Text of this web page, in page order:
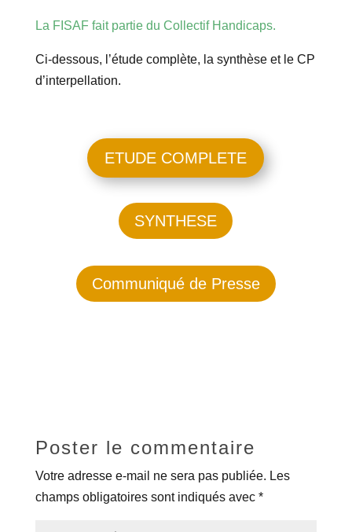
La FISAF fait partie du Collectif Handicaps.
Ci-dessous, l’étude complète, la synthèse et le CP
d’interpellation.
ETUDE COMPLETE
SYNTHESE
Communiqué de Presse
Poster le commentaire
Votre adresse e-mail ne sera pas publiée. Les
champs obligatoires sont indiqués avec *